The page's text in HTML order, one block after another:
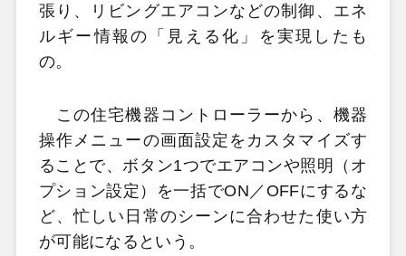
張り、リビングエアコンなどの制御、エネ
ルギー情報の「見える化」を実現したも
の。
この住宅機器コントローラーから、機器
操作メニューの画面設定をカスタマイズす
ることで、ボタン1つでエアコンや照明（オ
プション設定）を一括でON／OFFにするな
ど、忙しい日常のシーンに合わせた使い方
が可能になるという。